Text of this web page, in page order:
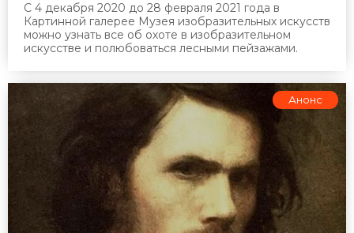
С 4 декабря 2020 до 28 февраля 2021 года в
Картинной галерее Музея изобразительных искусств
можно узнать все об охоте в изобразительном
искусстве и полюбоваться лесными пейзажами.
Анонс